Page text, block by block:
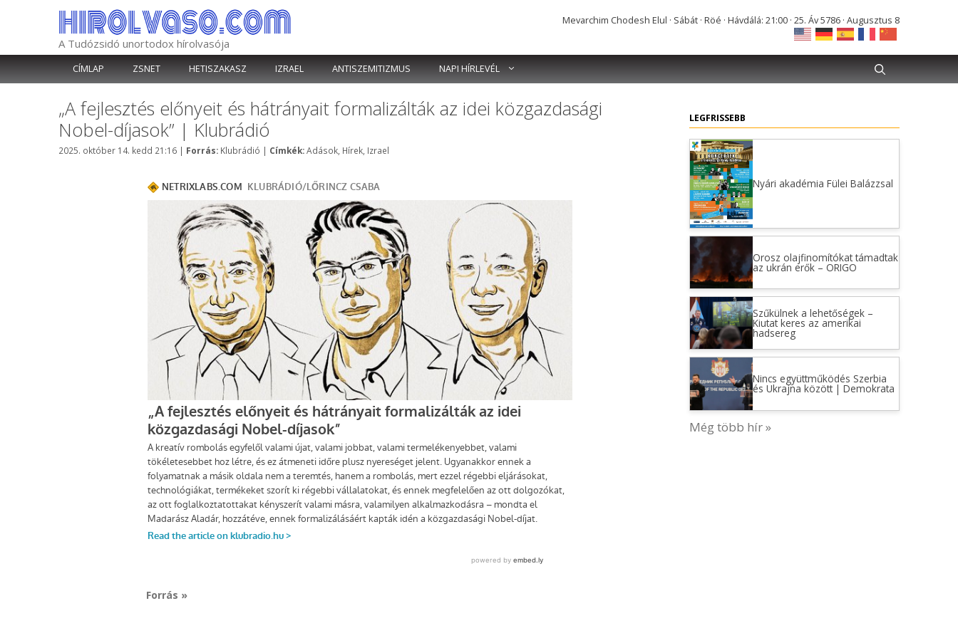
A Tudózsidó unortodox hírolvasója
Mevarchim Chodesh Elul · Sábát · Röé · Hávdálá: 21:00 · 25. Áv 5786 · Augusztus 8
CÍMLAP ZSNET HETISZAKASZ IZRAEL ANTISZEMITIZMUS NAPI HÍRLEVÉL
„A fejlesztés előnyeit és hátrányait formalizálták az idei közgazdasági
Nobel-díjasok” | Klubrádió
2025. október 14. kedd 21:16 | Forrás: Kategória
Klubrádió | Címkék: Címkék
Adások Hírek Izrael
Forrás »
LEGFRISSEBB
Nyári akadémia Fülei Balázzsal
Orosz olajfinomítókat támadtak
az ukrán erők – ORIGO
Szűkülnek a lehetőségek –
Kiutat keres az amerikai
hadsereg
Nincs együttműködés Szerbia
és Ukrajna között | Demokrata
Még több hír »